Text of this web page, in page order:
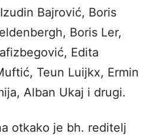
Bajrović, Boris
Boris Ler,
Edita
Teun Luijkx, Ermin
Alban Ukaj i drugi.
otkako je bh. reditelj